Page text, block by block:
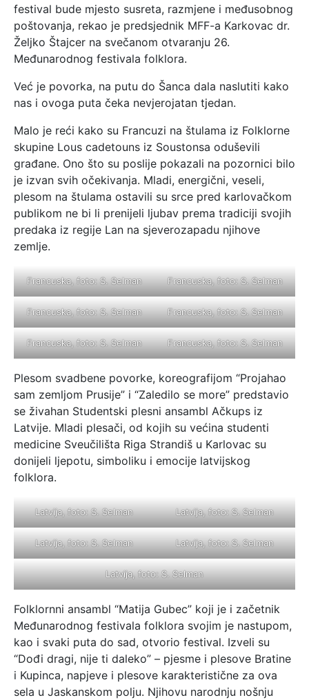
festival bude mjesto susreta, razmjene i međusobnog
poštovanja, rekao je predsjednik MFF-a Karkovac dr.
Željko Štajcer na svečanom otvaranju 26.
Međunarodnog festivala folklora.
Već je povorka, na putu do Šanca dala naslutiti kako
nas i ovoga puta čeka nevjerojatan tjedan.
Malo je reći kako su Francuzi na štulama iz Folklorne
skupine Lous cadetouns iz Soustonsa oduševili
građane. Ono što su poslije pokazali na pozornici bilo
je izvan svih očekivanja. Mladi, energični, veseli,
plesom na štulama ostavili su srce pred karlovačkom
publikom ne bi li prenijeli ljubav prema tradiciji svojih
predaka iz regije Lan na sjeverozapadu njihove
zemlje.
Francuska, foto: S. Selman Francuska, foto: S. Selman
Francuska, foto: S. Selman Francuska, foto: S. Selman
Francuska, foto: S. Selman Francuska, foto: S. Selman
Plesom svadbene povorke, koreografijom “Projahao
sam zemljom Prusije” i “Zaledilo se more” predstavio
se živahan Studentski plesni ansambl Ačkups iz
Latvije. Mladi plesači, od kojih su većina studenti
medicine Sveučilišta Riga Strandiš u Karlovac su
donijeli ljepotu, simboliku i emocije latvijskog
folklora.
Latvija, foto: S. Selman Latvija, foto: S. Selman
Latvija, foto: S. Selman Latvija, foto: S. Selman
Latvija, foto: S. Selman
Folklornni ansambl “Matija Gubec” koji je i začetnik
Međunarodnog festivala folklora svojim je nastupom,
kao i svaki puta do sad, otvorio festival. Izveli su
“Dođi dragi, nije ti daleko” – pjesme i plesove Bratine
i Kupinca, napjeve i plesove karakteristične za ova
sela u Jaskanskom polju. Njihovu narodnju nošnju